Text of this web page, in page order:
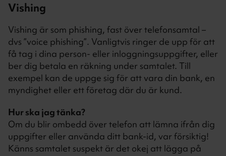
Vishing
Vishing är som phishing, fast över telefonsamtal –
dvs ”voice phishing”. Vanligtvis ringer de upp för att
få tag i dina person- eller inloggningsuppgifter, eller
ber dig betala en räkning under samtalet. Till
exempel kan de uppge sig för att vara din bank, en
myndighet eller ett företag där du är kund.
Hur ska jag tänka?
Om du blir ombedd över telefon att lämna ifrån dig
uppgifter eller använda ditt bank-id, var försiktig!
Känns samtalet suspekt är det okej att lägga på